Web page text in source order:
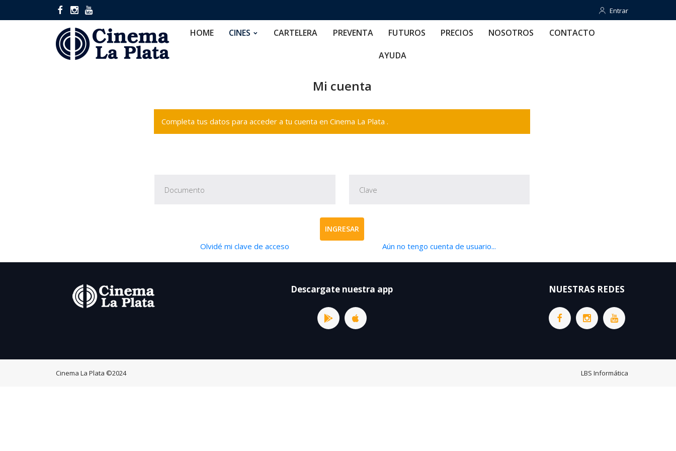
Entrar
Entrar
HOME CINES CARTELERA PREVENTA FUTUROS PRECIOS NOSOTROS CONTACTO
AYUDA
Mi cuenta
Completa tus datos para acceder a tu cuenta en Cinema La Plata .
INGRESAR
Olvidé mi clave de acceso Aún no tengo cuenta de usuario...
Descargate nuestra app NUESTRAS REDES
Cinema La Plata ©2024 LBS Informática